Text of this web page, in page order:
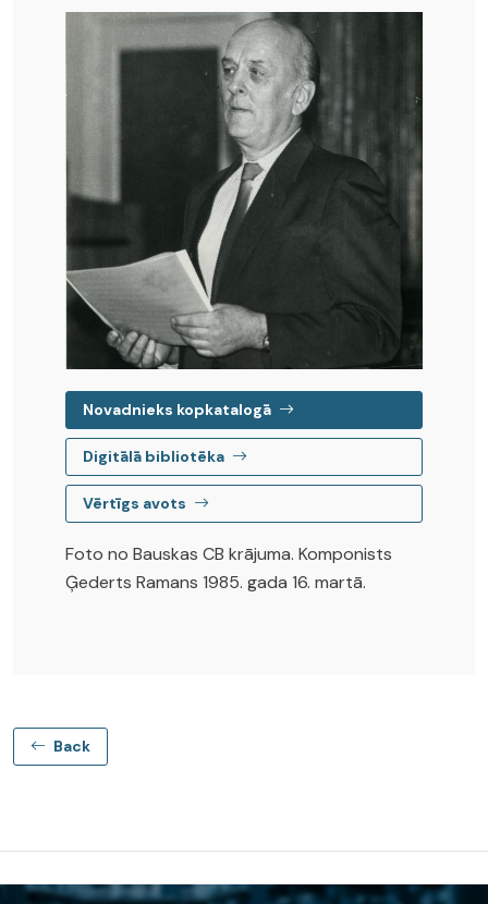
Novadnieks kopkatalogā
Digitālā bibliotēka
Vērtīgs avots
Foto no Bauskas CB krājuma. Komponists
Ģederts Ramans 1985. gada 16. martā.
Back